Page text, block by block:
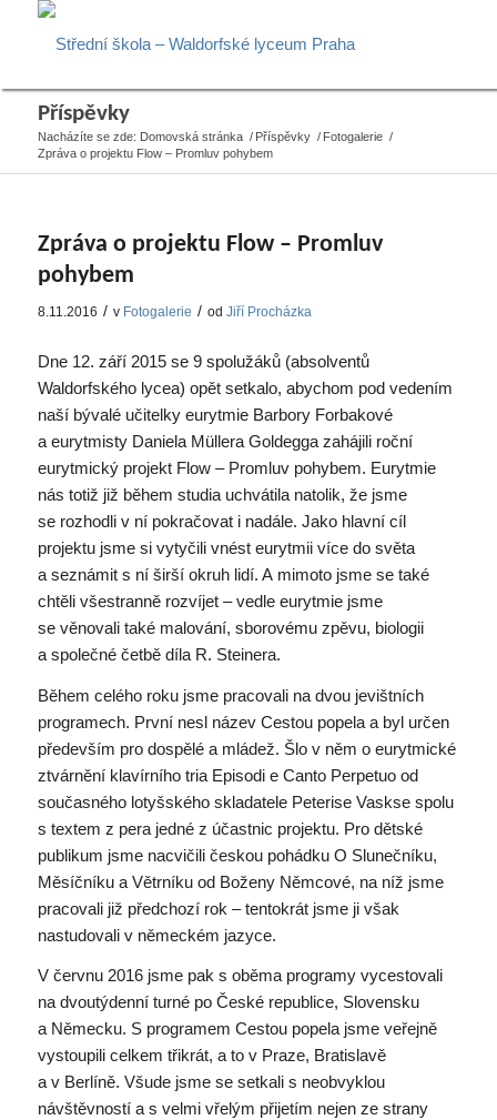
Příspěvky
Nacházíte se zde: Domovská stránka / Příspěvky / Fotogalerie /
Zpráva o projektu Flow – Promluv pohybem
Zpráva o projektu Flow – Promluv
pohybem
8.11.2016 / v Fotogalerie / od Jiří Procházka
Dne 12. září 2015 se 9 spolužáků (absolventů
Waldorfského lycea) opět setkalo, abychom pod vedením
naší bývalé učitelky eurytmie Barbory Forbakové
a eurytmisty Daniela Müllera Goldegga zahájili roční
eurytmický projekt Flow – Promluv pohybem. Eurytmie
nás totiž již během studia uchvátila natolik, že jsme
se rozhodli v ní pokračovat i nadále. Jako hlavní cíl
projektu jsme si vytyčili vnést eurytmii více do světa
a seznámit s ní širší okruh lidí. A mimoto jsme se také
chtěli všestranně rozvíjet – vedle eurytmie jsme
se věnovali také malování, sborovému zpěvu, biologii
a společné četbě díla R. Steinera.
Během celého roku jsme pracovali na dvou jevištních
programech. První nesl název Cestou popela a byl určen
především pro dospělé a mládež. Šlo v něm o eurytmické
ztvárnění klavírního tria Episodi e Canto Perpetuo od
současného lotyšského skladatele Peterise Vaskse spolu
s textem z pera jedné z účastnic projektu. Pro dětské
publikum jsme nacvičili českou pohádku O Slunečníku,
Měsíčníku a Větrníku od Boženy Němcové, na níž jsme
pracovali již předchozí rok – tentokrát jsme ji však
nastudovali v německém jazyce.
V červnu 2016 jsme pak s oběma programy vycestovali
na dvoutýdenní turné po České republice, Slovensku
a Německu. S programem Cestou popela jsme veřejně
vystoupili celkem třikrát, a to v Praze, Bratislavě
a v Berlíně. Všude jsme se setkali s neobvyklou
návštěvností a s velmi vřelým přijetím nejen ze strany